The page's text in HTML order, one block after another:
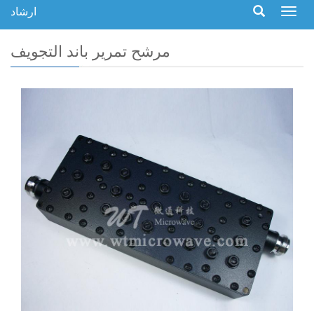
تبديل
ارشاد
مرشح تمرير باند التجويف